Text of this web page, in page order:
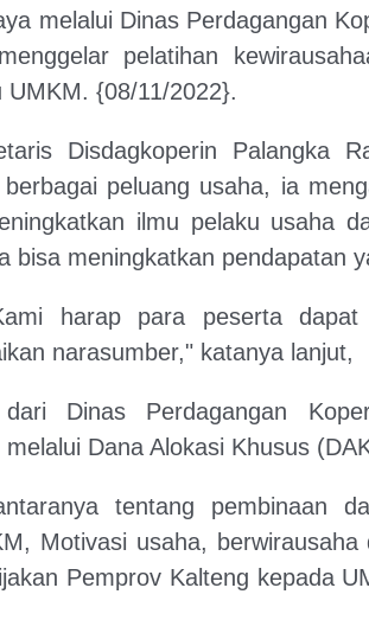
melalui Dinas Perdagangan
pelatihan
{08/11/2022}.
Disdagkoperin Palangka
peluang usaha, ia
ilmu pelaku usaha
bisa meningkatkan pendapatan
harap para peserta dapat
narasumber," katanya lanjut,
Dinas Perdagangan
Dana Alokasi Khusus
tentang pembinaan
Motivasi usaha, berwirausaha
Pemprov Kalteng kepada